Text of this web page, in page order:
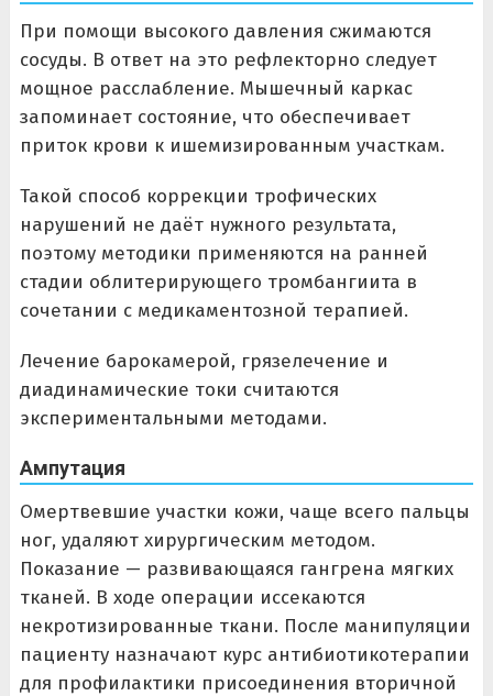
При помощи высокого давления сжимаются
сосуды. В ответ на это рефлекторно следует
мощное расслабление. Мышечный каркас
запоминает состояние, что обеспечивает
приток крови к ишемизированным участкам.
Такой способ коррекции трофических
нарушений не даёт нужного результата,
поэтому методики применяются на ранней
стадии облитерирующего тромбангиита в
сочетании с медикаментозной терапией.
Лечение барокамерой, грязелечение и
диадинамические токи считаются
экспериментальными методами.
Ампутация
Омертвевшие участки кожи, чаще всего пальцы
ног, удаляют хирургическим методом.
Показание — развивающаяся гангрена мягких
тканей. В ходе операции иссекаются
некротизированные ткани. После манипуляции
пациенту назначают курс антибиотикотерапии
для профилактики присоединения вторичной